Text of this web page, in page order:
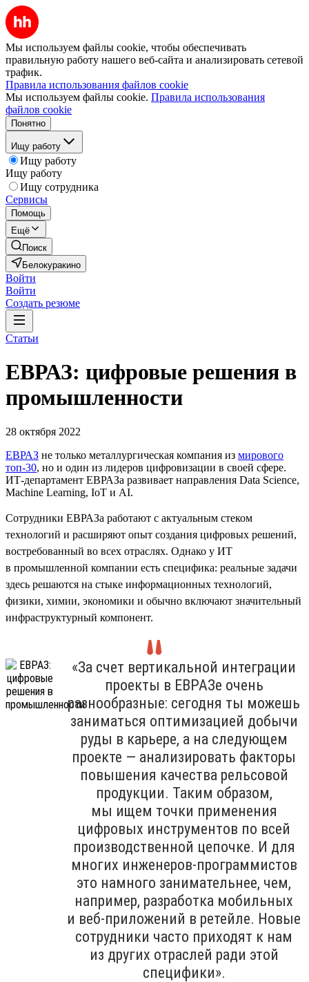
Мы используем файлы cookie, чтобы обеспечивать
правильную работу нашего веб-сайта и анализировать сетевой
трафик.
Правила использования файлов cookie
Мы используем файлы cookie. Правила использования
файлов cookie
Понятно
Ищу работу
Ищу работу
Ищу работу
Ищу сотрудника
Сервисы
Помощь
Ещё
Поиск
Белокуракино
Войти
Войти
Создать резюме
Статьи
ЕВРАЗ: цифровые решения в
промышленности
28 октября 2022
ЕВРАЗ не только металлургическая компания из мирового
топ-30, но и один из лидеров цифровизации в своей сфере.
ИТ-департамент ЕВРАЗа развивает направления Data Science,
Machine Learning, IoT и AI.
Сотрудники ЕВРАЗа работают с актуальным стеком
технологий и расширяют опыт создания цифровых решений,
востребованный во всех отраслях. Однако у ИТ
в промышленной компании есть специфика: реальные задачи
здесь решаются на стыке информационных технологий,
физики, химии, экономики и обычно включают значительный
инфраструктурный компонент.
«За счет вертикальной интеграции
проекты в ЕВРАЗе очень
разнообразные: сегодня ты можешь
заниматься оптимизацией добычи
руды в карьере, а на следующем
проекте — анализировать факторы
повышения качества рельсовой
продукции. Таким образом,
мы ищем точки применения
цифровых инструментов по всей
производственной цепочке. И для
многих инженеров-программистов
это намного занимательнее, чем,
например, разработка мобильных
и веб-приложений в ретейле. Новые
сотрудники часто приходят к нам
из других отраслей ради этой
специфики».